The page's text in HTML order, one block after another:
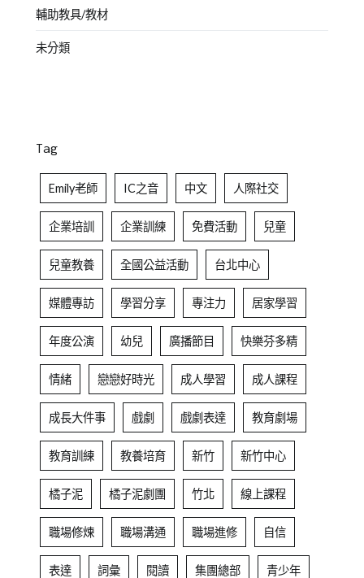
輔助教具/教材
未分類
Tag
Emily老師 IC之音 中文 人際社交
企業培訓 企業訓練 免費活動 兒童
兒童教養 全國公益活動 台北中心
媒體專訪 學習分享 專注力 居家學習
年度公演 幼兒 廣播節目 快樂芬多精
情緒 戀戀好時光 成人學習 成人課程
成長大件事 戲劇 戲劇表達 教育劇場
教育訓練 教養培育 新竹 新竹中心
橘子泥 橘子泥劇團 竹北 線上課程
職場修煉 職場溝通 職場進修 自信
表達 詞彙 閱讀 集團總部 青少年